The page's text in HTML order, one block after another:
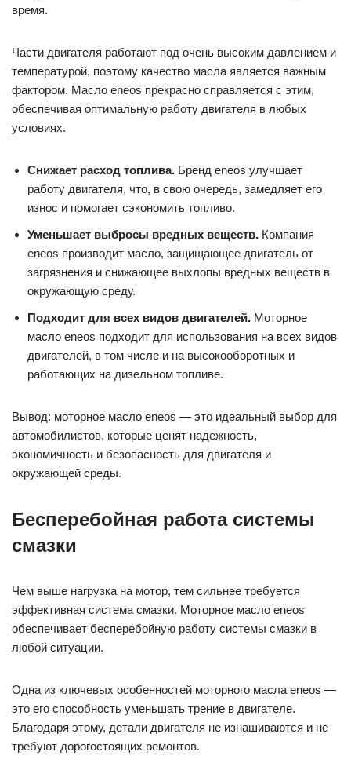
время.
Части двигателя работают под очень высоким давлением и
температурой, поэтому качество масла является важным
фактором. Масло eneos прекрасно справляется с этим,
обеспечивая оптимальную работу двигателя в любых
условиях.
Снижает расход топлива. Бренд eneos улучшает
работу двигателя, что, в свою очередь, замедляет его
износ и помогает сэкономить топливо.
Уменьшает выбросы вредных веществ. Компания
eneos производит масло, защищающее двигатель от
загрязнения и снижающее выхлопы вредных веществ в
окружающую среду.
Подходит для всех видов двигателей. Моторное
масло eneos подходит для использования на всех видов
двигателей, в том числе и на высокооборотных и
работающих на дизельном топливе.
Вывод: моторное масло eneos — это идеальный выбор для
автомобилистов, которые ценят надежность,
экономичность и безопасность для двигателя и
окружающей среды.
Бесперебойная работа системы
смазки
Чем выше нагрузка на мотор, тем сильнее требуется
эффективная система смазки. Моторное масло eneos
обеспечивает бесперебойную работу системы смазки в
любой ситуации.
Одна из ключевых особенностей моторного масла eneos —
это его способность уменьшать трение в двигателе.
Благодаря этому, детали двигателя не изнашиваются и не
требуют дорогостоящих ремонтов.